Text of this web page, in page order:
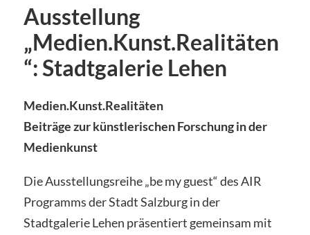
Ausstellung
„Medien.Kunst.Realitäten
“: Stadtgalerie Lehen
Medien.Kunst.Realitäten
Beiträge zur künstlerischen Forschung in der
Medienkunst
Die Ausstellungsreihe „be my guest“ des AIR
Programms der Stadt Salzburg in der
Stadtgalerie Lehen präsentiert gemeinsam mit